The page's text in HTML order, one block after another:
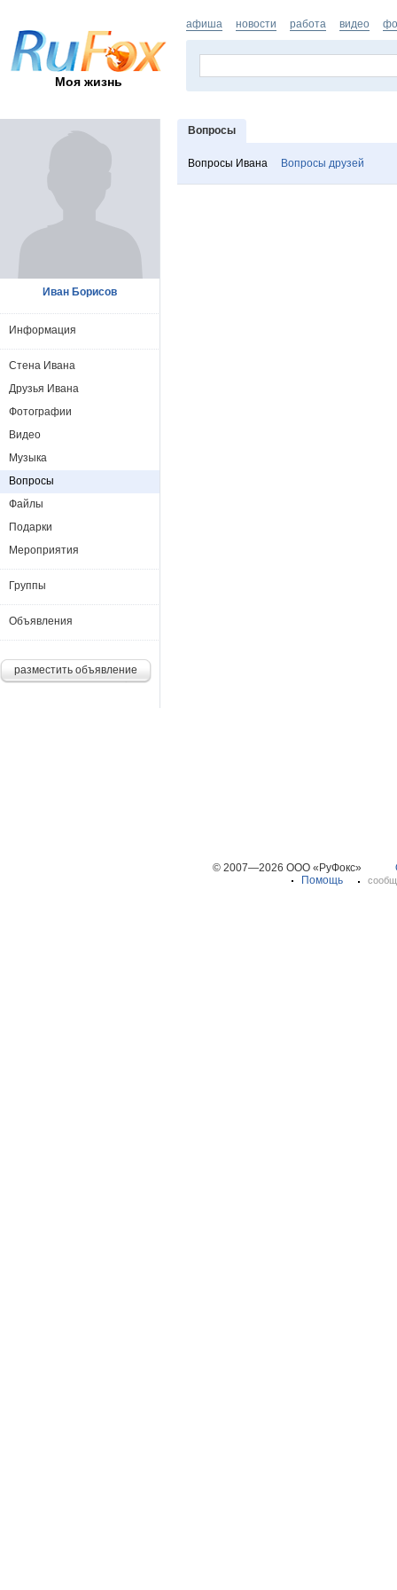
Моя жизнь
афиша новости работа видео
Вопросы
Вопросы Ивана Вопросы друзей
Иван Борисов
Информация
Стена Ивана
Друзья Ивана
Фотографии
Видео
Музыка
Вопросы
Файлы
Подарки
Мероприятия
Группы
Объявления
разместить объявление
© 2007—2026 ООО «РуФокс»
Помощь